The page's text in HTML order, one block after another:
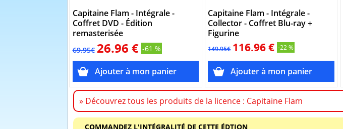
Capitaine Flam - Intégrale -
Coffret DVD - Édition
remasterisée
69.95€ 26.96 € -61 %
Capitaine Flam - Intégrale -
Collector - Coffret Blu-ray +
Figurine
149.95€ 116.96 € -22 %
» Découvrez tous les produits de la licence : Capitaine Flam
COMMANDEZ L'INTÉGRALITÉ DE CETTE ÉDTION